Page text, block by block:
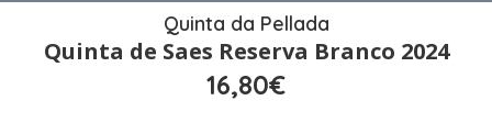
Quinta da Pellada
Quinta de Saes Reserva Branco 2024
16,80€